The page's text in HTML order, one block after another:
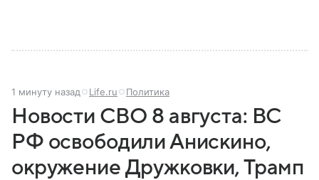
1 минуту назад Life.ru Политика
Новости СВО 8 августа: ВС
РФ освободили Анискино,
окружение Дружковки, Трамп